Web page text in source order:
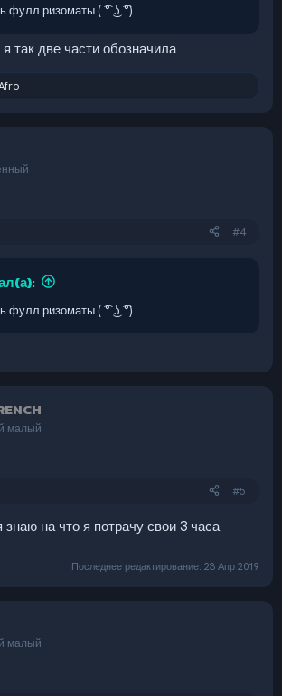
фулл ризоматы ( ͡° ͜ʖ ͡°)
так две части обозначила
#4
фулл ризоматы ( ͡° ͜ʖ ͡°)
малый
#5
знаю на что я потрачу свои 3 часа
Последнее редактирование: 23 Апр 2019
малый